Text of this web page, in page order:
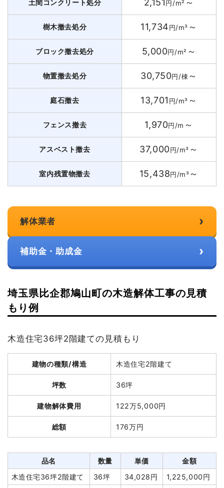
土間コンクリート処分 2,151 円/m² ～
樹木撤去処分 11,734円/m³ ～
ブロック撤去処分 5,000円/m² ～
物置撤去処分 30,750円/棟～
庭石撤去 13,701 円/m³ ～
フェンス撤去 1,970円/m ～
アスベスト撤去 37,000円/m³ ～
室内残置物撤去 15,438円/m³～
解体業者 ›
補助金・助成金 ›
埼玉県比企郡鳩山町の木造解体工事の見積
もり例
木造住宅36坪2階建ての見積もり
建物の種類/構造 木造住宅2階建て
坪数 36坪
建物解体費用 122万5,000円
総額 176万円
品名 数量 単価
金額
木造住宅36坪2階建て
36坪 34,028円
1,225,000円